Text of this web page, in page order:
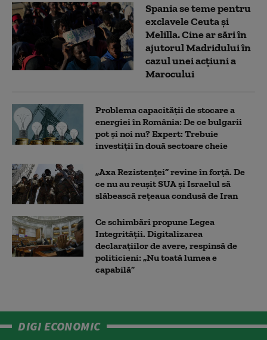
Spania se teme pentru
exclavele Ceuta și
Melilla. Cine ar sări în
ajutorul Madridului în
cazul unei acțiuni a
Marocului
Problema capacității de stocare a
energiei în România: De ce bulgarii
pot și noi nu? Expert: Trebuie
investiții în două sectoare cheie
„Axa Rezistenței” revine în forță. De
ce nu au reușit SUA și Israelul să
slăbească rețeaua condusă de Iran
Ce schimbări propune Legea
Integrității. Digitalizarea
declarațiilor de avere, respinsă de
politicieni: „Nu toată lumea e
capabilă”
DIGI ECONOMIC